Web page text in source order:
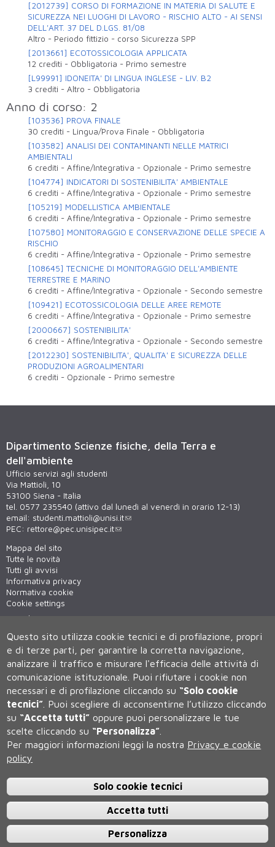
[2012739] CORSO DI FORMAZIONE IN MATERIA DI SALUTE E
SICUREZZA NEI LUOGHI DI LAVORO - RISCHIO ALTO - AI SENSI
DELL'ART. 37 DEL D.LGS. 81/08
Altro - Periodo fittizio - corso Sicurezza SPP
[2013661] ECOTOSSICOLOGIA APPLICATA
12 crediti - Obbligatoria - Primo semestre
[L99991] IDONEITA' DI LINGUA INGLESE - LIV. B2
3 crediti -Altro - Obbligatoria
Anno di corso: 2
[103536] PROVA FINALE
30 crediti - Lingua/Prova Finale - Obbligatoria
[103582] ANALISI DEI CONTAMINANTI NELLE MATRICI
AMBIENTALI
6 crediti -Affine/Integrativa - Opzionale - Primo semestre
[104774] INDICATORI DI SOSTENIBILITA' AMBIENTALE
6 crediti -Affine/Integrativa - Opzionale - Primo semestre
[105219] MODELLISTICA AMBIENTALE
6 crediti -Affine/Integrativa - Opzionale - Primo semestre
[107580] MONITORAGGIO E CONSERVAZIONE DELLE SPECIE A
RISCHIO
6 crediti -Affine/Integrativa - Opzionale - Primo semestre
[108645] TECNICHE DI MONITORAGGIO DELL'AMBIENTE
TERRESTRE E MARINO
6 crediti -Affine/Integrativa - Opzionale - Secondo semestre
[109421] ECOTOSSICOLOGIA DELLE AREE REMOTE
6 crediti -Affine/Integrativa - Opzionale - Primo semestre
[2000667] SOSTENIBILITA'
6 crediti -Affine/Integrativa - Opzionale - Secondo semestre
[2012230] SOSTENIBILITA', QUALITA' E SICUREZZA DELLE
PRODUZIONI AGROALIMENTARI
6 crediti - Opzionale - Primo semestre
Dipartimento Scienze fisiche, della Terra e
dell'ambiente
Ufficio servizi agli studenti
Via Mattioli, 10
53100 Siena - Italia
tel. 0577 235540 (attivo dal lunedì al venerdì in orario 12-13)
email: studenti.mattioli@unisi.it
PEC: rettore@pec.unisipec.it
Mappa del sito
Tutte le novità
Tutti gli avvisi
Informativa privacy
Normativa cookie
Cookie settings
Virtual tour
Università degli Studi di Siena
Rettorato, via Banchi di Sotto 55, 53100 Siena ITALIA
P.IVA 00273530527 | C.F. 80002070524 | Caselle Pec:Posta
Elettronica Certificata
0577 235555 (dal lunedì al venerdì dalle 9.30 alle 10.30)
Questo sito utilizza cookie tecnici e di profilazione, propri
e di terze parti, per garantire la corretta navigazione,
analizzare il traffico e misurare l'efficacia delle attività di
comunicazione istituzionale. Puoi rifiutare i cookie non
necessari e di profilazione cliccando su “Solo cookie
tecnici” Puoi scegliere di acconsentirne l’utilizzo cliccando
su “Accetta tutti” oppure puoi personalizzare le tue
scelte cliccando su “Personalizza”
Per maggiori informazioni leggi la nostra Privacy e cookie
policy
Solo cookie tecnici
Accetta tutti
Personalizza